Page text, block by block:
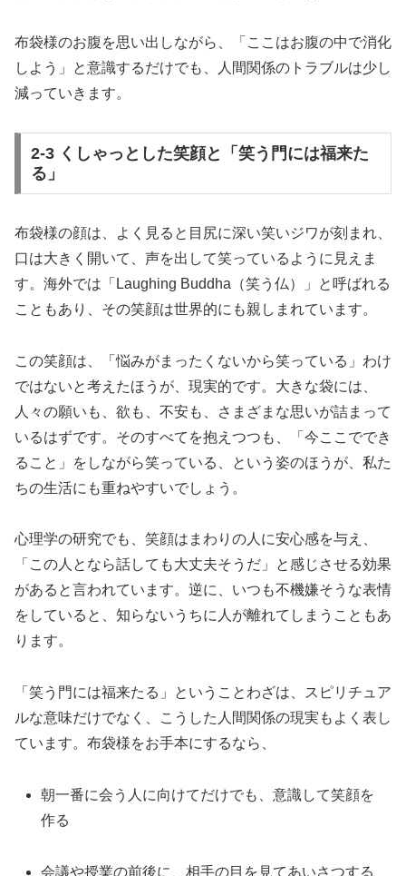
布袋様のお腹を思い出しながら、「ここはお腹の中で消化
しよう」と意識するだけでも、人間関係のトラブルは少し
減っていきます。
2-3 くしゃっとした笑顔と「笑う門には福来た
る」
布袋様の顔は、よく見ると目尻に深い笑いジワが刻まれ、
口は大きく開いて、声を出して笑っているように見えま
す。海外では「Laughing Buddha（笑う仏）」と呼ばれる
こともあり、その笑顔は世界的にも親しまれています。
この笑顔は、「悩みがまったくないから笑っている」わけ
ではないと考えたほうが、現実的です。大きな袋には、
人々の願いも、欲も、不安も、さまざまな思いが詰まって
いるはずです。そのすべてを抱えつつも、「今ここででき
ること」をしながら笑っている、という姿のほうが、私た
ちの生活にも重ねやすいでしょう。
心理学の研究でも、笑顔はまわりの人に安心感を与え、
「この人となら話しても大丈夫そうだ」と感じさせる効果
があると言われています。逆に、いつも不機嫌そうな表情
をしていると、知らないうちに人が離れてしまうこともあ
ります。
「笑う門には福来たる」ということわざは、スピリチュア
ルな意味だけでなく、こうした人間関係の現実もよく表し
ています。布袋様をお手本にするなら、
朝一番に会う人に向けてだけでも、意識して笑顔を
作る
会議や授業の前後に、相手の目を見てあいさつする